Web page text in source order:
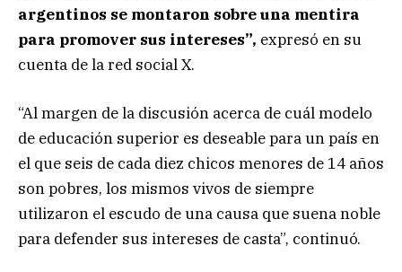
argentinos se montaron sobre una mentira
para promover sus intereses”, expresó en su
cuenta de la red social X.
“Al margen de la discusión acerca de cuál modelo
de educación superior es deseable para un país en
el que seis de cada diez chicos menores de 14 años
son pobres, los mismos vivos de siempre
utilizaron el escudo de una causa que suena noble
para defender sus intereses de casta”, continuó.